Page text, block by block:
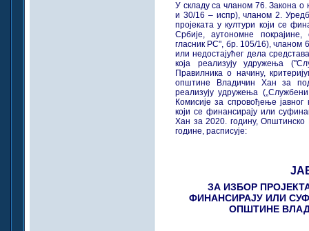
У складу са чланом 76. Закона о
и 30/16 – испр), чланом 2.
пројеката у култури који се
Србије, аутономне
гласник РС", бр. 105/16), чланом
или недостајућег дела
која реализују удружења
Правилника о начину,
општине Владичин Хан за
реализују удружења
Комисије за спровођење јавног
који се финансирају или
Хан за 2020. годину,
године, расписује:
ЗА ИЗБОР
ФИНАНСИРАЈУ ИЛИ
ОПШТИНЕ